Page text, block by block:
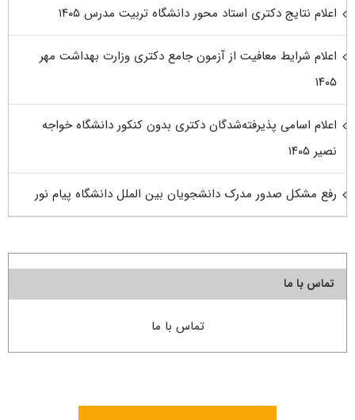
اعلام نتایج دکتری استاد محور دانشگاه تربیت مدرس ۱۴۰۵
اعلام شرایط معافیت از آزمون جامع دکتری وزارت بهداشت مهر
۱۴۰۵
اعلام اسامی پذیرفته‌شدگان دکتری بدون کنکور دانشگاه خواجه
نصیر ۱۴۰۵
رفع مشکل صدور مدرک دانشجویان بین الملل دانشگاه پیام نور
تماس با ما
تماس با ما